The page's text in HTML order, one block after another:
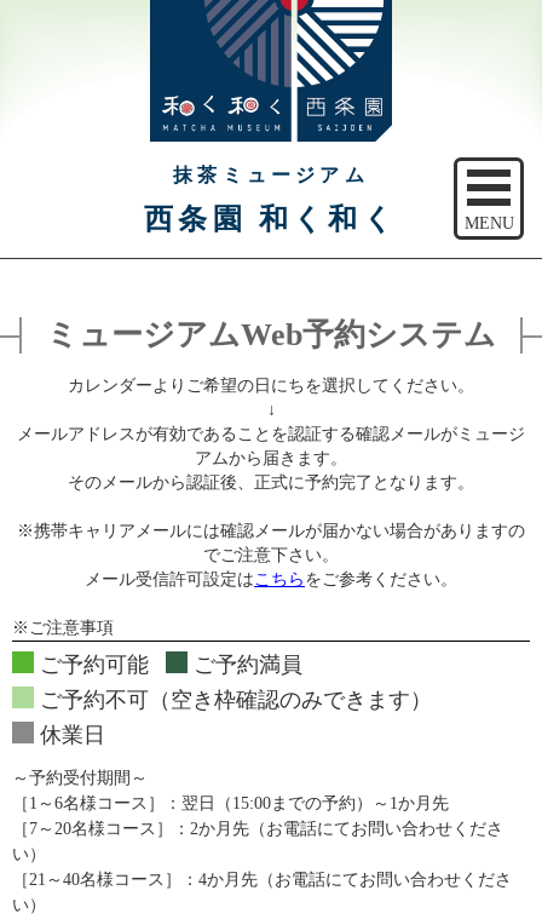
抹茶ミュージアム
西条園 和く和く MENU
ご予約
アクセス
注意事項
ミュージアムWeb予約システム
カレンダーよりご希望の日にちを選択してください。
↓
メールアドレスが有効であることを認証する確認メールがミュージ
アムから届きます。
そのメールから認証後、正式に予約完了となります。
※携帯キャリアメールには確認メールが届かない場合がありますの
でご注意下さい。
メール受信許可設定はこちら をご参考ください。
※ご注意事項
ご予約可能
ご予約満員
ご予約不可（空き枠確認のみできます）
休業日
～予約受付期間～
［1～6名様コース］：翌日（15:00までの予約）～1か月先
［7～20名様コース］：2か月先（お電話にてお問い合わせくださ
い）
［21～40名様コース］：4か月先（お電話にてお問い合わせくださ
い）